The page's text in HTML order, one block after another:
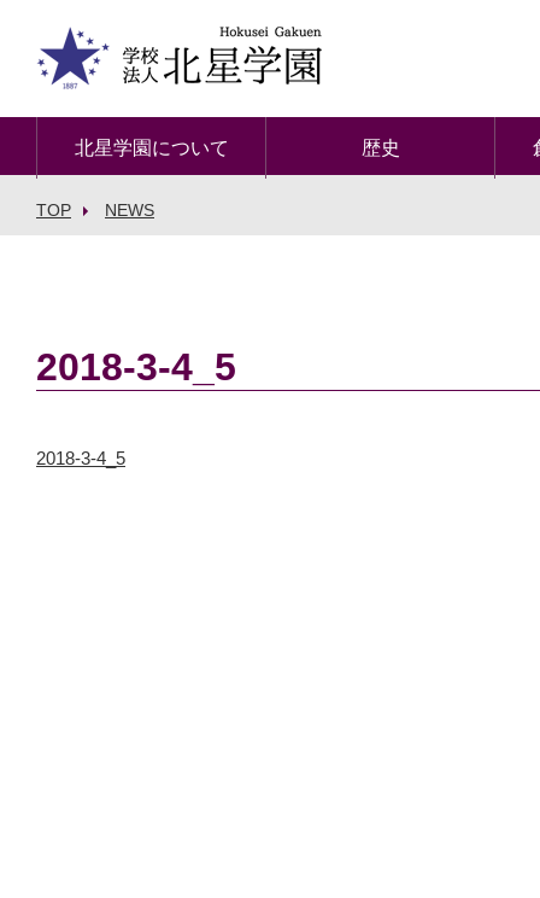
北星学園について 歴史
TOP NEWS
2018-3-4_5
2018-3-4_5